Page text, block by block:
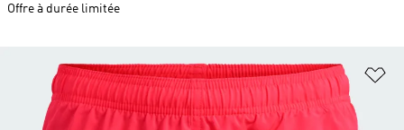
Offre à durée limitée